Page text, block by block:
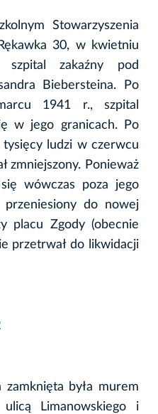
Stowarzyszenia
30, w kwietniu
zakaźny pod
Biebersteina. Po
1941 r., szpital
w jego granicach. Po
ludzi w czerwcu
zmniejszony. Ponieważ
wówczas poza jego
przeniesiony do nowej
placu Zgody (obecnie
przetrwał do likwidacji
była murem
Limanowskiego i